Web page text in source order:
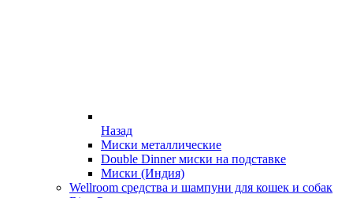
Назад
Миски металлические
Double Dinner миски на подставке
Миски (Индия)
Wellroom средства и шампуни для кошек и собак